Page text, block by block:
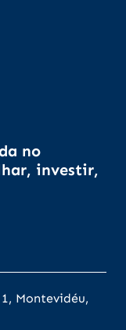
no
investir,
Montevidéu,